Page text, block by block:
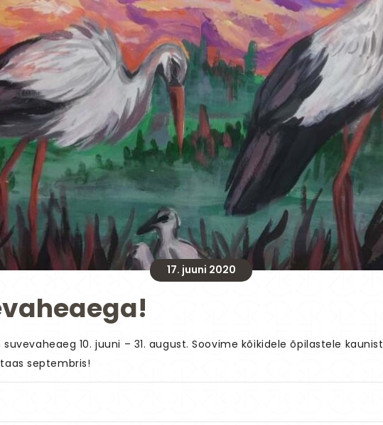
17. juuni 2020
10. juuni – 31. august. Soovime kõikidele õpilastele
septembris!